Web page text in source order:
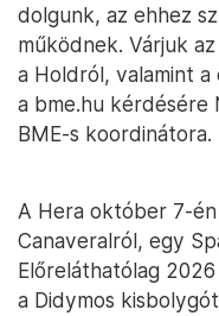
dolgunk, az ehhez
működnek. Várjuk
a Holdról, valamint a
a bme.hu kérdésére
BME-s koordinátora.
A Hera október 7-
Canaveralról, egy
Előreláthatólag
a Didymos